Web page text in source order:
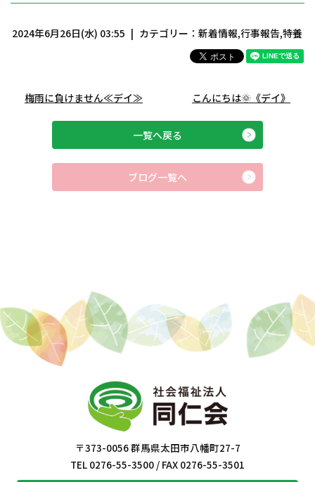
2024年6月26日(水) 03:55 カテゴリー： 新着情報,行事報告,特養
梅雨に負けません≪デイ≫ こんにちは🌞《デイ》
一覧へ戻る
ブログ一覧へ
〒373-0056 群馬県太田市八幡町27-7
TEL 0276-55-3500 / FAX 0276-55-3501